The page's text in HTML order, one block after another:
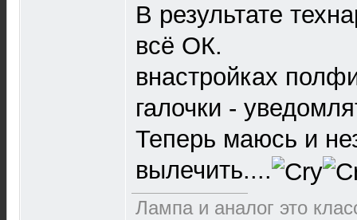
В результате
всё ОК.
внастройках
галочки -
Теперь маюсь и
вылечить....
Лампа и аналог это